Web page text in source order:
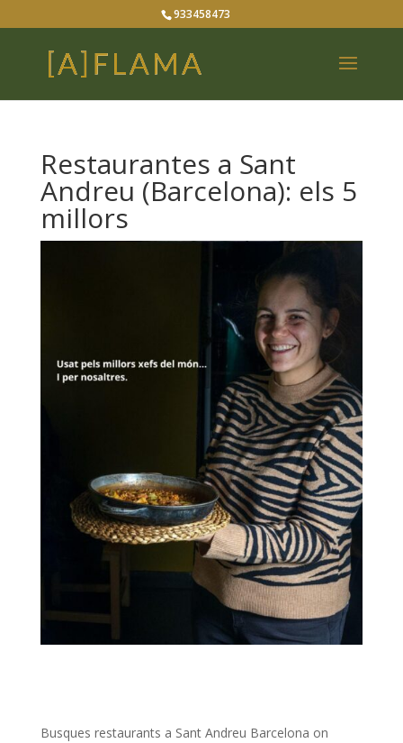
933458473
Restaurantes a Sant
Andreu (Barcelona): els 5
millors
Busques restaurants a Sant Andreu Barcelona on